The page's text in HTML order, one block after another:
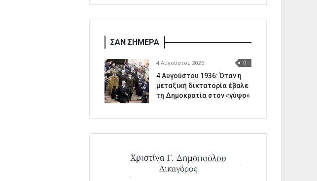
ΣΑΝ ΣΗΜΕΡΑ
4 Αυγούστου 2026 0
4 Αυγούστου 1936: Όταν η
μεταξική δικτατορία έβαλε
τη Δημοκρατία στον «γύψο»